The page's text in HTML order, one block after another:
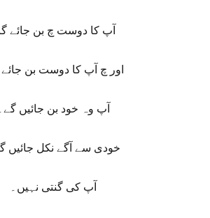
آپ کا دوست چ بن جائے
اور چ آپ کا دوست بن جائے
آپ وہ خود بن جائیں
خودی سے آگے نکل جائیں
آپ کی گنتی نہیں۔